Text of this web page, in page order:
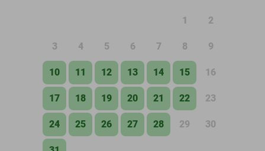
1 2
3 4 5 6 7 8 9
10 11 12 13 14 15 16
17 18 19 20 21 22 23
24 25 26 27 28 29 30